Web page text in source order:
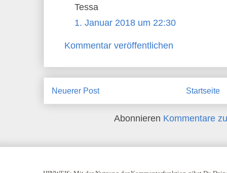
Tessa
1. Januar 2018 um 22:30
Kommentar veröffentlichen
Neuerer Post Startseite
Abonnieren Kommentare